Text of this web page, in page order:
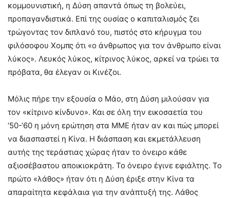
κομμουνιστική, η Δύση απαντά όπως τη βολεύει,
προπαγανδιστικά. Επί της ουσίας ο καπιταλισμός ζει
τρώγοντας τον διπλανό του, πιστός στο κήρυγμα του
φιλόσοφου Χομπς ότι «ο άνθρωπος για τον άνθρωπο είναι
λύκος». Λευκός λύκος, κίτρινος λύκος, αρκεί να τρώει τα
πρόβατα, θα έλεγαν οι Κινέζοι.
Μόλις πήρε την εξουσία ο Μάο, στη Δύση μιλούσαν για
τον «κίτρινο κίνδυνο». Και σε όλη την εικοσαετία του
‘50-‘60 η μόνη ερώτηση στα ΜΜΕ ήταν αν και πώς μπορεί
να διασπαστεί η Κίνα. Η διάσπαση και εκμετάλλευση
αυτής της τεράστιας χώρας ήταν το όνειρο κάθε
αξιοσέβαστου αποικιοκράτη. Το όνειρο έγινε εφιάλτης. Το
πρώτο «λάθος» ήταν ότι η Δύση έριξε στην Κίνα τα
απαραίτητα κεφάλαια για την ανάπτυξή της. Λάθος